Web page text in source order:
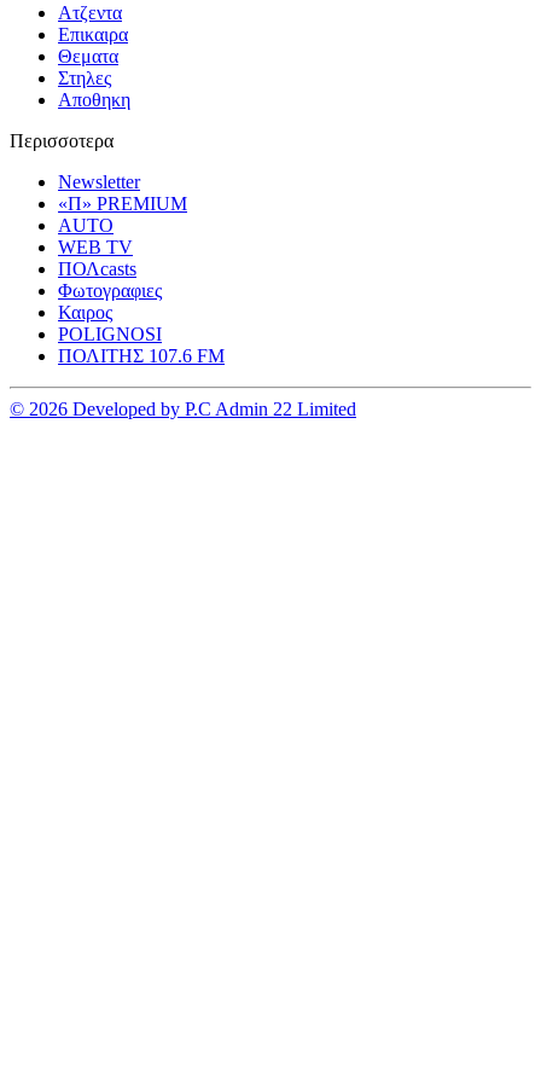
Ατζεντα
Επικαιρα
Θεματα
Στηλες
Αποθηκη
Περισσοτερα
Newsletter
«Π» PREMIUM
AUTO
WEB TV
ΠΟΛcasts
Φωτογραφιες
Καιρος
POLIGNOSI
ΠΟΛΙΤΗΣ 107.6 FM
© 2026 Developed by P.C Admin 22 Limited